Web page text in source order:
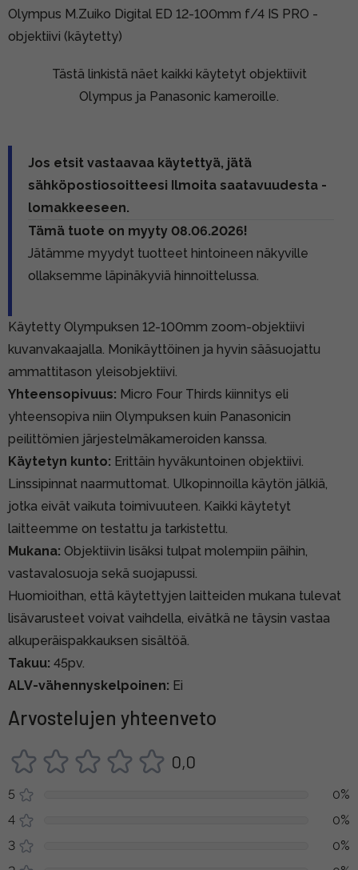
Olympus M.Zuiko Digital ED 12-100mm f/4 IS PRO -
objektiivi (käytetty)
Tästä linkistä näet kaikki käytetyt objektiivit
Olympus ja Panasonic kameroille.
Jos etsit vastaavaa käytettyä, jätä
sähköpostiosoitteesi Ilmoita saatavuudesta -
lomakkeeseen.
Tämä tuote on myyty 08.06.2026!
Jätämme myydyt tuotteet hintoineen näkyville
ollaksemme läpinäkyviä hinnoittelussa.
Käytetty Olympuksen 12-100mm zoom-objektiivi
kuvanvakaajalla. Monikäyttöinen ja hyvin sääsuojattu
ammattitason yleisobjektiivi.
Yhteensopivuus: Micro Four Thirds kiinnitys eli
yhteensopiva niin Olympuksen kuin Panasonicin
peilittömien järjestelmäkameroiden kanssa.
Käytetyn kunto: Erittäin hyväkuntoinen objektiivi.
Linssipinnat naarmuttomat. Ulkopinnoilla käytön jälkiä,
jotka eivät vaikuta toimivuuteen. Kaikki käytetyt
laitteemme on testattu ja tarkistettu.
Mukana: Objektiivin lisäksi tulpat molempiin päihin,
vastavalosuoja sekä suojapussi.
Huomioithan, että käytettyjen laitteiden mukana tulevat
lisävarusteet voivat vaihdella, eivätkä ne täysin vastaa
alkuperäispakkauksen sisältöä.
Takuu: 45pv.
ALV-vähennyskelpoinen: Ei
Arvostelujen yhteenveto
0,0
5
0%
4
0%
3
0%